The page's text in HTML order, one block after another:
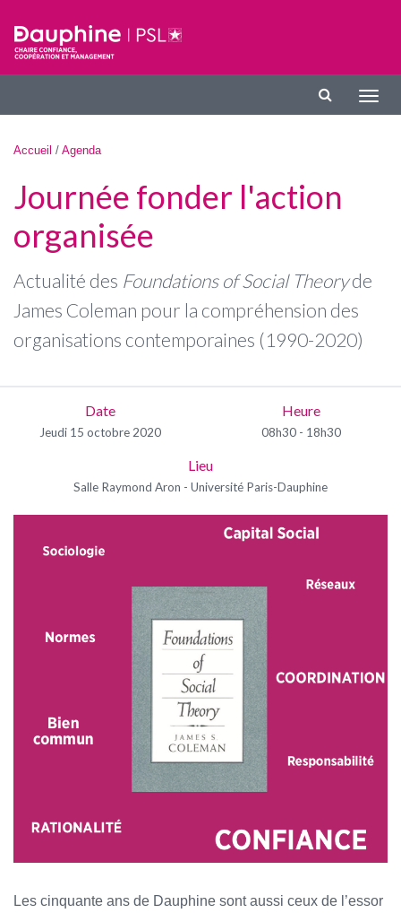
Vous êtes ici
Accueil / Agenda
Journée fonder l'action
organisée
Actualité des Foundations of Social Theoryde
James Coleman pour la compréhension des
organisations contemporaines (1990-2020)
Date
Jeudi 15 octobre 2020
Heure
08h30 - 18h30
Lieu
Salle Raymond Aron - Université Paris-Dauphine
Les cinquante ans de Dauphine sont aussi ceux de l’essor